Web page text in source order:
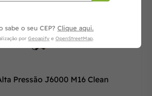
Pressão J6000 M16 Clean
sabe o seu CEP? Clique aqui.
por Geoapify e OpenStreetMap